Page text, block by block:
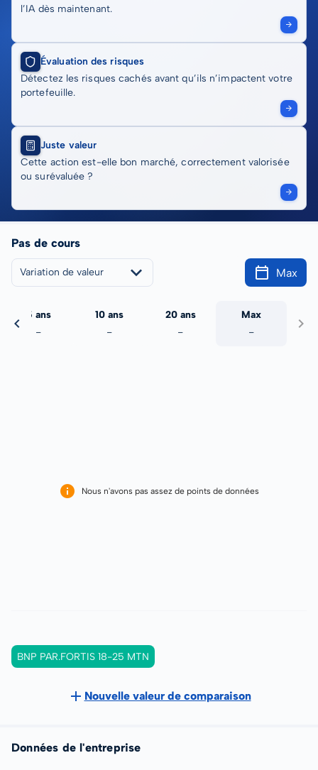
l’IA dès maintenant.
Évaluation des risques
Détectez les risques cachés avant qu’ils n’impactent votre
portefeuille.
Juste valeur
Cette action est-elle bon marché, correctement valorisée
ou surévaluée ?
Pas de cours
Variation de valeur Max
5 ans
-
10 ans
-
20 ans
-
Max
-
Nous n'avons pas assez de points de données
BNP PAR.FORTIS 18-25 MTN
Nouvelle valeur de comparaison
Données de l'entreprise